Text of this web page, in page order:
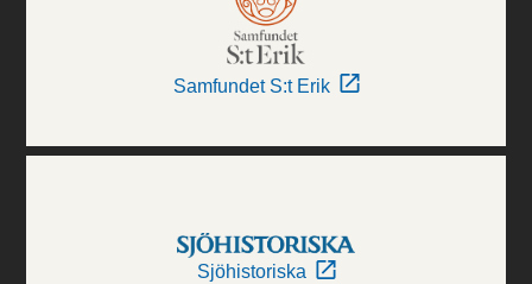
Samfundet S:t Erik
Sjöhistoriska